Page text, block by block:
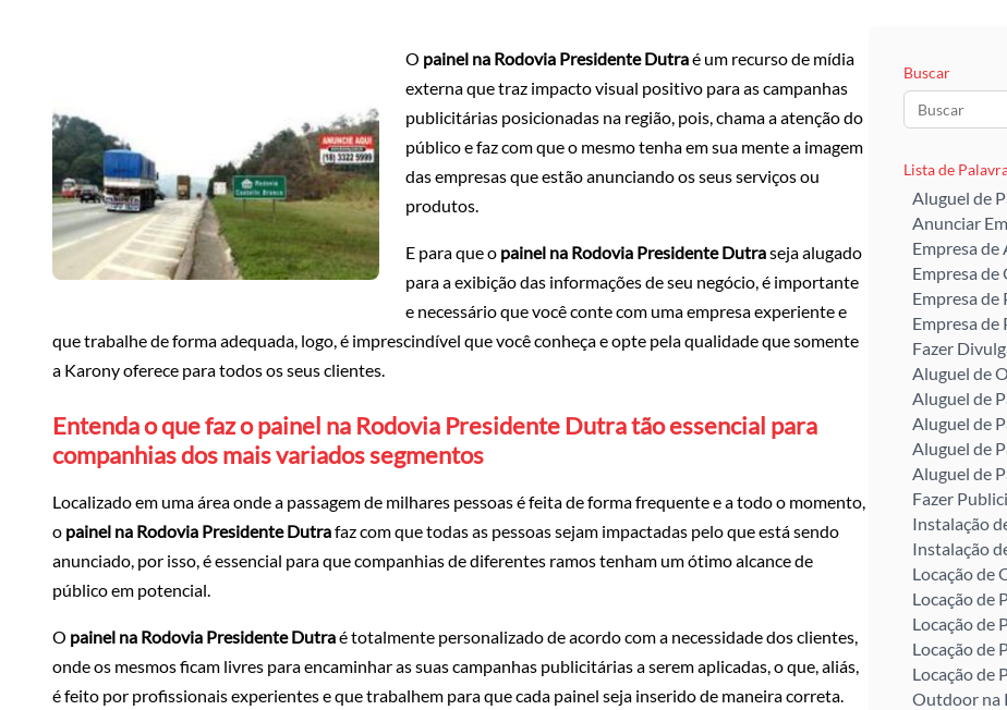
O painel na Rodovia Presidente Dutraé um recurso de mídia
externa que traz impacto visual positivo para as campanhas
publicitárias posicionadas na região, pois, chama a atenção do
público e faz com que o mesmo tenha em sua mente a imagem
das empresas que estão anunciando os seus serviços ou
produtos.
E para que o painel na Rodovia Presidente Dutraseja alugado
para a exibição das informações de seu negócio, é importante
e necessário que você conte com uma empresa experiente e
que trabalhe de forma adequada, logo, é imprescindível que você conheça e opte pela qualidade que somente
a Karony oferece para todos os seus clientes.
Entenda o que faz o painel na Rodovia Presidente Dutra tão essencial para
companhias dos mais variados segmentos
Localizado em uma área onde a passagem de milhares pessoas é feita de forma frequente e a todo o momento,
o painel na Rodovia Presidente Dutrafaz com que todas as pessoas sejam impactadas pelo que está sendo
anunciado, por isso, é essencial para que companhias de diferentes ramos tenham um ótimo alcance de
público em potencial.
O painel na Rodovia Presidente Dutraé totalmente personalizado de acordo com a necessidade dos clientes,
onde os mesmos ficam livres para encaminhar as suas campanhas publicitárias a serem aplicadas, o que, aliás,
é feito por profissionais experientes e que trabalhem para que cada painel seja inserido de maneira correta.
Buscar
Lista de
Aluguel de
Anunciar
Empresa de
Empresa de
Empresa de
Empresa
Fazer
Aluguel de
Aluguel de
Aluguel de
Aluguel de
Aluguel de
Fazer
Instalação
Instalação
Locação de
Locação de
Locação de
Locação de
Locação de
Outdoor na